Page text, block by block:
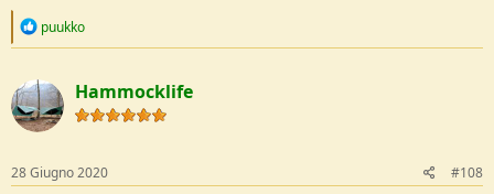
R
c
t
i
o
s
:
puukko
Hammocklife
28 Giugno 2020 #108